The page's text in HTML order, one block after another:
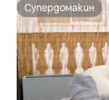
Супердомакин
Супердомакин